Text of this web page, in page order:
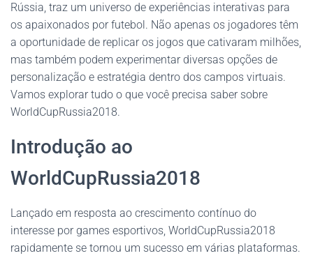
Rússia, traz um universo de experiências interativas para
os apaixonados por futebol. Não apenas os jogadores têm
a oportunidade de replicar os jogos que cativaram milhões,
mas também podem experimentar diversas opções de
personalização e estratégia dentro dos campos virtuais.
Vamos explorar tudo o que você precisa saber sobre
WorldCupRussia2018.
Introdução ao
WorldCupRussia2018
Lançado em resposta ao crescimento contínuo do
interesse por games esportivos, WorldCupRussia2018
rapidamente se tornou um sucesso em várias plataformas.